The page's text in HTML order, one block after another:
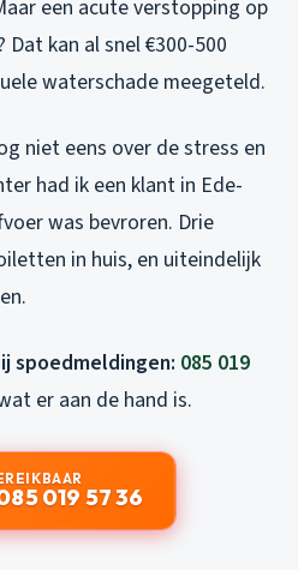
een acute verstopping op
Dat kan al snel €300-500
waterschade meegeteld.
niet eens over de stress en
had ik een klant in Ede-
was bevroren. Drie
in huis, en uiteindelijk
spoedmeldingen: 085 019
er aan de hand is.
019 57 36